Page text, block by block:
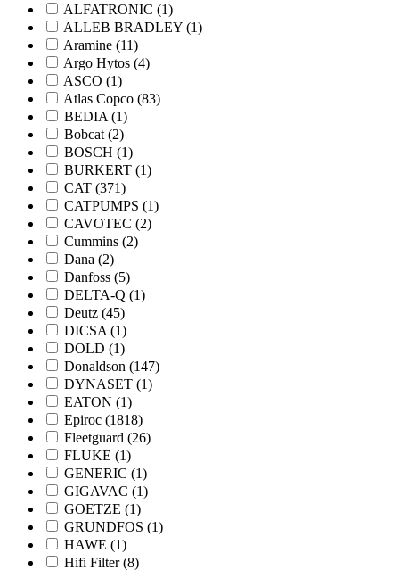
ALFATRONIC (1)
ALLEB BRADLEY (1)
Aramine (11)
Argo Hytos (4)
ASCO (1)
Atlas Copco (83)
BEDIA (1)
Bobcat (2)
BOSCH (1)
BURKERT (1)
CAT (371)
CATPUMPS (1)
CAVOTEC (2)
Cummins (2)
Dana (2)
Danfoss (5)
DELTA-Q (1)
Deutz (45)
DICSA (1)
DOLD (1)
Donaldson (147)
DYNASET (1)
EATON (1)
Epiroc (1818)
Fleetguard (26)
FLUKE (1)
GENERIC (1)
GIGAVAC (1)
GOETZE (1)
GRUNDFOS (1)
HAWE (1)
Hifi Filter(8)